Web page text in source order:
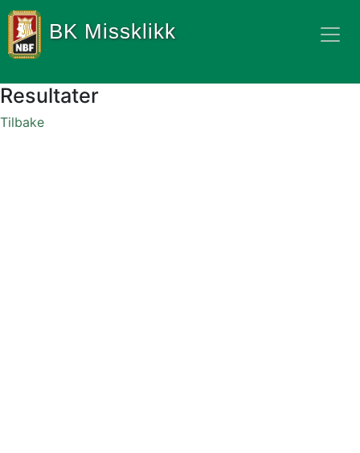
BK Missklikk
Resultater
Tilbake